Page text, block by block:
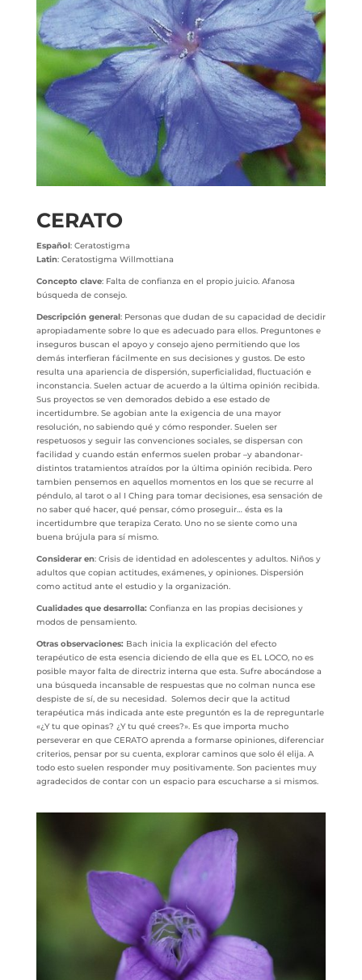
CERATO
Español: Ceratostigma
Latin: Ceratostigma Willmottiana
Concepto clave: Falta de confianza en el propio juicio. Afanosa
búsqueda de consejo.
Descripción general: Personas que dudan de su capacidad de decidir
apropiadamente sobre lo que es adecuado para ellos. Preguntones e
inseguros buscan el apoyo y consejo ajeno permitiendo que los
demás interfieran fácilmente en sus decisiones y gustos. De esto
resulta una apariencia de dispersión, superficialidad, fluctuación e
inconstancia. Suelen actuar de acuerdo a la última opinión recibida.
Sus proyectos se ven demorados debido a ese estado de
incertidumbre. Se agobian ante la exigencia de una mayor
resolución, no sabiendo qué y cómo responder. Suelen ser
respetuosos y seguir las convenciones sociales, se dispersan con
facilidad y cuando están enfermos suelen probar –y abandonar-
distintos tratamientos atraídos por la última opinión recibida. Pero
tambien pensemos en aquellos momentos en los que se recurre al
péndulo, al tarot o al I Ching para tomar decisiones, esa sensación de
no saber qué hacer, qué pensar, cómo proseguir… ésta es la
incertidumbre que terapiza Cerato. Uno no se siente como una
buena brújula para sí mismo.
Considerar en: Crisis de identidad en adolescentes y adultos. Niños y
adultos que copian actitudes, exámenes, y opiniones. Dispersión
como actitud ante el estudio y la organización.
Cualidades que desarrolla:Confianza en las propias decisiones y
modos de pensamiento.
Otras observaciones:Bach inicia la explicación del efecto
terapéutico de esta esencia diciendo de ella que es EL LOCO, no es
posible mayor falta de directriz interna que esta. Sufre abocándose a
una búsqueda incansable de respuestas que no colman nunca ese
despiste de sí, de su necesidad. Solemos decir que la actitud
terapéutica más indicada ante este preguntón es la de repreguntarle
«¿Y tu que opinas? ¿Y tu qué crees?». Es que importa mucho
perseverar en que CERATO aprenda a formarse opiniones, diferenciar
criterios, pensar por su cuenta, explorar caminos que solo él elija. A
todo esto suelen responder muy positivamente. Son pacientes muy
agradecidos de contar con un espacio para escucharse a si mismos.